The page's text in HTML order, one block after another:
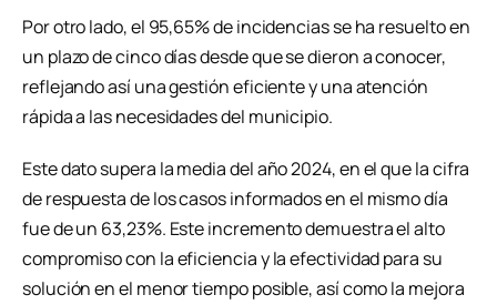
Por otro lado, el 95,65% de incidencias se ha resuelto en
un plazo de cinco días desde que se dieron a conocer,
reflejando así una gestión eficiente y una atención
rápida a las necesidades del municipio.
Este dato supera la media del año 2024, en el que la cifra
de respuesta de los casos informados en el mismo día
fue de un 63,23%. Este incremento demuestra el alto
compromiso con la eficiencia y la efectividad para su
solución en el menor tiempo posible, así como la mejora